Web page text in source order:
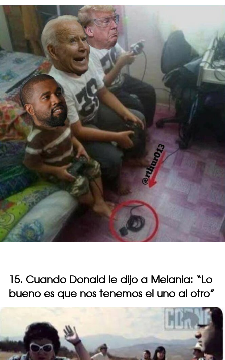
15. Cuando Donald le dijo a Melania: “Lo
bueno es que nos tenemos el uno al otro”